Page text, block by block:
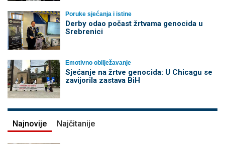
Poruke sjećanja i istine
Derby odao počast žrtvama genocida u
Srebrenici
Emotivno obilježavanje
Sjećanje na žrtve genocida: U Chicagu se
zavijorila zastava BiH
Najnovije Najčitanije